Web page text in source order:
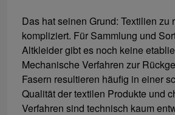
Das hat seinen Grund: Textilien zu
kompliziert. Für Sammlung und
Altkleider gibt es noch keine
Mechanische Verfahren zur
Fasern resultieren häufig in einer
Qualität der textilen Produkte und
Verfahren sind technisch kaum